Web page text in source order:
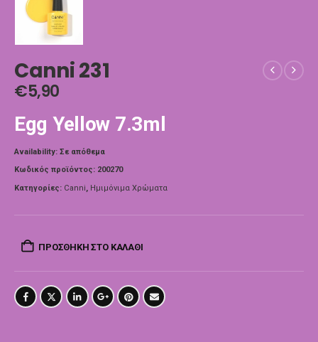
Canni 231
€5,90
Egg Yellow 7.3ml
Availability: Σε απόθεμα
Κωδικός προϊόντος: 200270
Κατηγορίες: Canni, Ημιμόνιμα Χρώματα
ΠΡΟΣΘΉΚΗ ΣΤΟ ΚΑΛΆΘΙ